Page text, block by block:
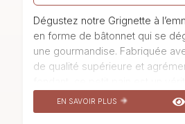
Dégustez notre Grignette à
en forme de bâtonnet qui se
une gourmandise. Fabriquée
de qualité supérieure et
papilles. Son goût savoureux et
moelleuse en font un
EN SAVOIR PLUS